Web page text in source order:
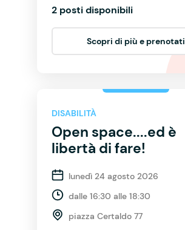
2 posti disponibili
Scopri di più e prenotati
DISABILITÀ
Open space....ed è
libertà di fare!
lunedì 24 agosto 2026
dalle 16:30 alle 18:30
piazza Certaldo 77